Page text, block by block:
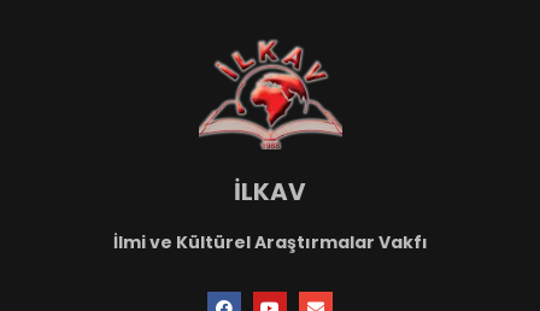
İLKAV
İlmi ve Kültürel Araştırmalar Vakfı